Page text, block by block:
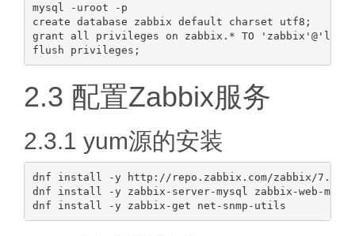
mysql -uroot -p
create database zabbix default charset utf8;
grant all privileges on zabbix.* TO
2.3 配置Zabbix服务
2.3.1 yum源的安装
dnf install -y http://repo.zabbix.com/zabbix/7.4/
dnf install -y zabbix-server-mysql zabbix-web-